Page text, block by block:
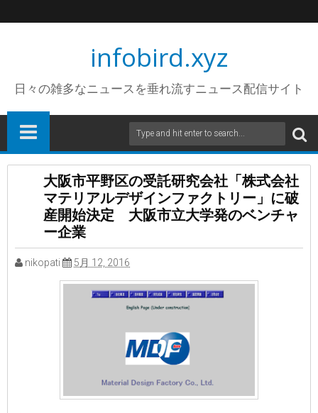
infobird.xyz
日々の雑多なニュースを垂れ流すニュース配信サイト
大阪市平野区の受託研究会社「株式会社
マテリアルデザインファクトリー」に破
産開始決定 大阪市立大学発のベンチャ
ー企業
nikopati 5月 12, 2016